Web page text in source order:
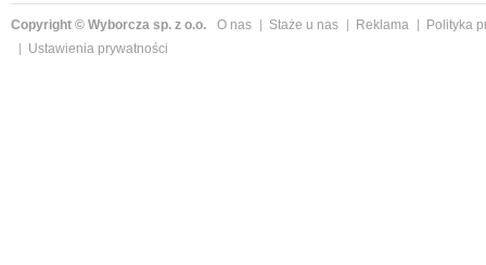
Copyright © Wyborcza sp. z o.o. O nas Staże u nas Reklama
Polityka
Ustawienia prywatności